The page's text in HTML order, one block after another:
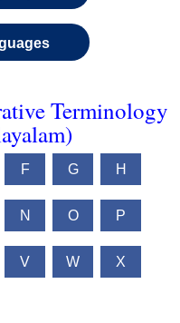
Terminology
F G H
N O P
V W X